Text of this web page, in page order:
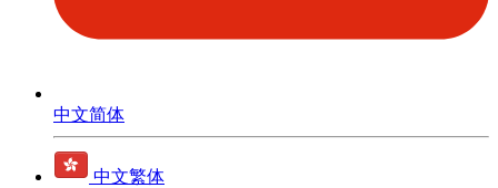
中文简体
中文繁体